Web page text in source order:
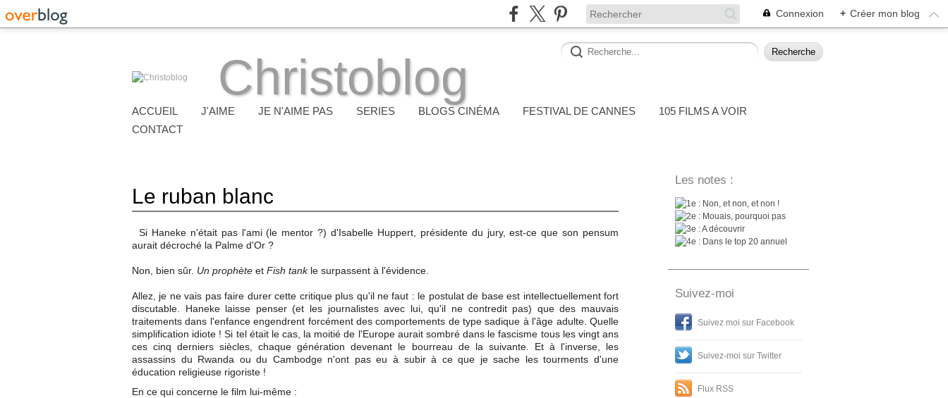
Connexion + Créer mon blog
Christoblog
ACCUEIL J'AIME JE N'AIME PAS SERIES BLOGS CINÉMA FESTIVAL DE CANNES
105 FILMS A VOIR
CONTACT
Le ruban blanc
Si Haneke n'était pas l'ami (le mentor ?) d'Isabelle Huppert, présidente du jury, est-ce que son pensum
aurait décroché la Palme d'Or ?
Non, bien sûr. Un prophète et Fish tankle surpassent à l'évidence.
Allez, je ne vais pas faire durer cette critique plus qu'il ne faut : le postulat de base est intellectuellement fort
discutable. Haneke laisse penser (et les journalistes avec lui, qu'il ne contredit pas) que des mauvais
traitements dans l'enfance engendrent forcément des comportements de type sadique à l'âge adulte. Quelle
simplification idiote ! Si tel était le cas, la moitié de l'Europe aurait sombré dans le fascisme tous les vingt ans
ces cinq derniers siècles, chaque génération devenant le bourreau de la suivante. Et à l'inverse, les
assassins du Rwanda ou du Cambodge n'ont pas eu à subir à ce que je sache les tourments d'une
éducation religieuse rigoriste !
En ce qui concerne le film lui-même :
Les notes :
: Non, et non, et non !
: Mouais, pourquoi pas
: A découvrir
: Dans le top 20 annuel
Suivez-moi
Suivez moi sur Facebook
Suivez-moi sur Twitter
Flux RSS